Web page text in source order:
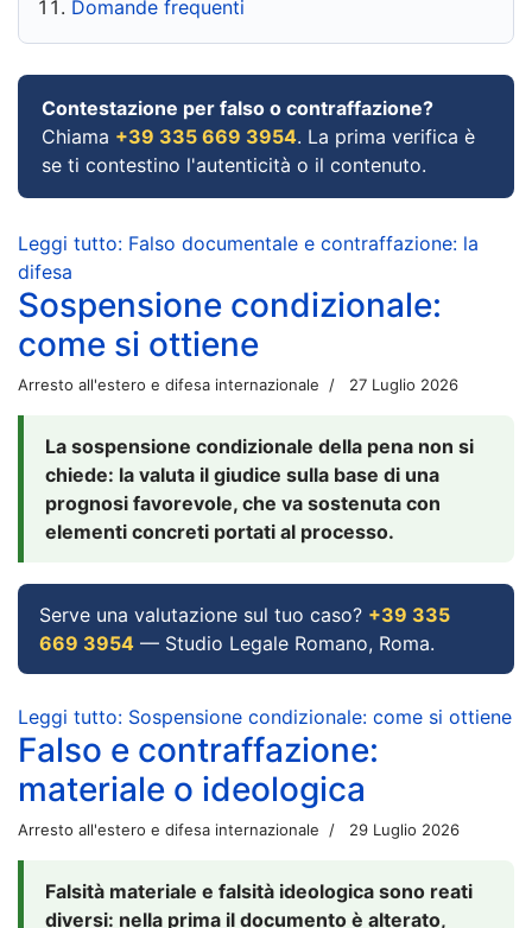
Domande frequenti
Contestazione per falso o contraffazione?
Chiama +39 335 669 3954. La prima verifica è
se ti contestino l'autenticità o il contenuto.
Leggi tutto: Falso documentale e contraffazione: la
difesa
Sospensione condizionale:
come si ottiene
Arresto all'estero e difesa internazionale 27 Luglio 2026
La sospensione condizionale della pena non si
chiede: la valuta il giudice sulla base di una
prognosi favorevole, che va sostenuta con
elementi concreti portati al processo.
Serve una valutazione sul tuo caso? +39 335
669 3954 — Studio Legale Romano, Roma.
Leggi tutto: Sospensione condizionale: come si ottiene
Falso e contraffazione:
materiale o ideologica
Arresto all'estero e difesa internazionale 29 Luglio 2026
Falsità materiale e falsità ideologica sono reati
diversi: nella prima il documento è alterato,